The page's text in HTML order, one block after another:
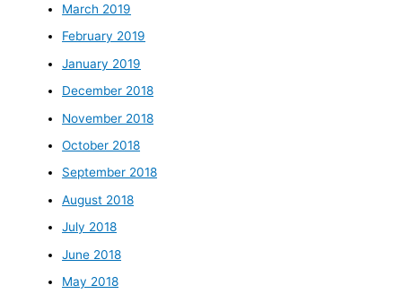
March 2019
February 2019
January 2019
December 2018
November 2018
October 2018
September 2018
August 2018
July 2018
June 2018
May 2018